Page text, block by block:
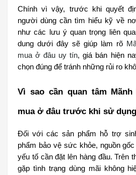
Chính vì vậy, trước khi quyết
người dùng cần tìm hiểu kỹ về
như các lưu ý quan trọng liên
dung dưới đây sẽ giúp làm rõ
mua ở đâu uy tín, giá bán hiện
chọn đúng để tránh những rủi ro
Vì sao cần quan tâm
mua ở đâu trước khi sử
Đối với các sản phẩm hỗ trợ
phẩm bảo vệ sức khỏe, nguồn
yếu tố cần đặt lên hàng đầu. Trên
gặp tình trạng dùng mãi không